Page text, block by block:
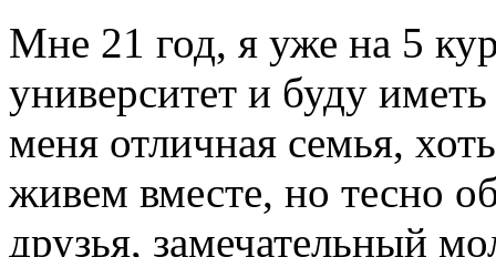
Мне 21 год, я уже на 5
университет и буду
меня отличная семья,
живем вместе, но тесно
друзья, замечательный